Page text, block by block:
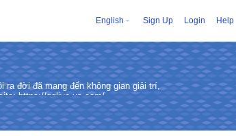
English Sign Up Login Help
ra đời đã mang đến không gian giải trí,
https://qqlive.us.com/